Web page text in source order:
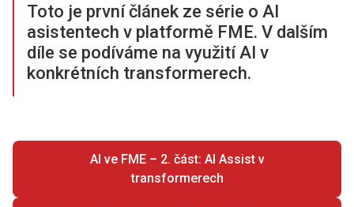
Toto je první článek ze série o AI
asistentech v platformě FME. V dalším
díle se podíváme na využití AI v
konkrétních transformerech.
AI ve FME – 2. část: AI Assist v
transformerech